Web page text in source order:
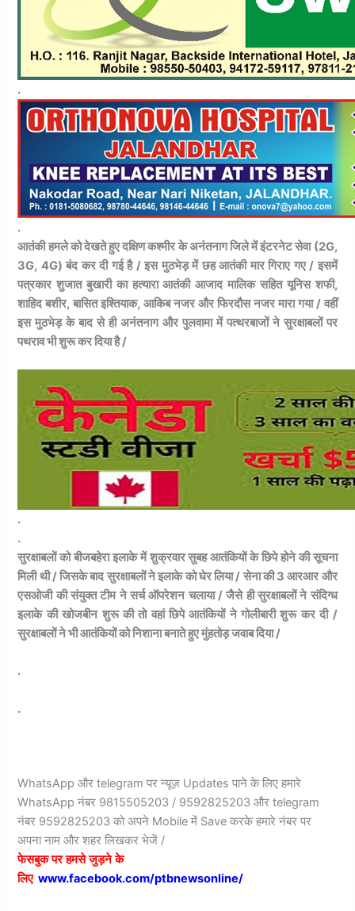
.
.
आतंकी हमले को देखते हुए दक्षिण कश्मीर के अनंतनाग जिले में इंटरनेट सेवा (2G,
3G, 4G) बंद कर दी गई है / इस मुठभेड़ में छह आतंकी मार गिराए गए / इसमें
पत्रकार शुजात बुखारी का हत्यारा आतंकी आजाद मालिक सहित यूनिस शफी,
शाहिद बशीर, बासित इश्तियाक, आकिब नजर और फिरदौस नजर मारा गया / वहीं
इस मुठभेड़ के बाद से ही अनंतनाग और पुलवामा में पत्थरबाजों ने सुरक्षाबलों पर
पथराव भी शुरू कर दिया है /
.
.
सुरक्षाबलों को बीजबहेरा इलाके में शुक्रवार सुबह आतंकियों के छिपे होने की सूचना
मिली थी / जिसके बाद सुरक्षाबलों ने इलाके को घेर लिया / सेना की 3 आरआर और
एसओजी की संयुक्त टीम ने सर्च ऑपरेशन चलाया / जैसे ही सुरक्षाबलों ने संदिग्ध
इलाके की खोजबीन शुरू की तो वहां छिपे आतंकियों ने गोलीबारी शुरू कर दी /
सुरक्षाबलों ने भी आतंकियों को निशाना बनाते हुए मुंहतोड़ जवाब दिया /
.
.
WhatsApp और telegram पर न्यूज़ Updates पाने के लिए हमारे
WhatsApp नंबर 9815505203 / 9592825203 और telegram
नंबर 9592825203 को अपने Mobile में Save करके हमारे नंबर पर
अपना नाम और शहर लिखकर भेजें /
फेसबुक पर हमसे जुड़ने के
लिए www.facebook.com/ptbnewsonline/